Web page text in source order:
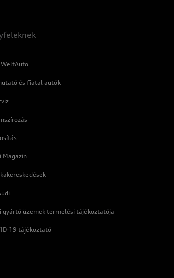
WeltAuto
és fiatal autók
Magazin
gyártó üzemek termelési tájékoztatója
19 tájékoztató